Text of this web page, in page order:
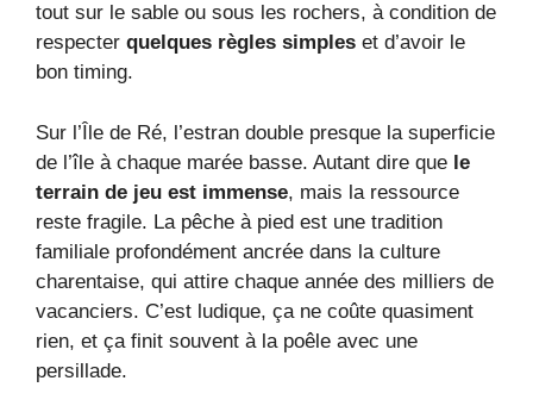
tout sur le sable ou sous les rochers, à condition de
respecter quelques règles simples et d’avoir le
bon timing.
Sur l’Île de Ré, l’estran double presque la superficie
de l’île à chaque marée basse. Autant dire que le
terrain de jeu est immense, mais la ressource
reste fragile. La pêche à pied est une tradition
familiale profondément ancrée dans la culture
charentaise, qui attire chaque année des milliers de
vacanciers. C’est ludique, ça ne coûte quasiment
rien, et ça finit souvent à la poêle avec une
persillade.